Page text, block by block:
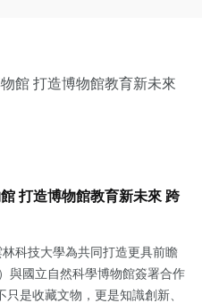
打造博物館教育新未來 跨
科技大學為共同打造更具前瞻
與國立自然科學博物館簽署合作
是收藏文物，更是知識創新、